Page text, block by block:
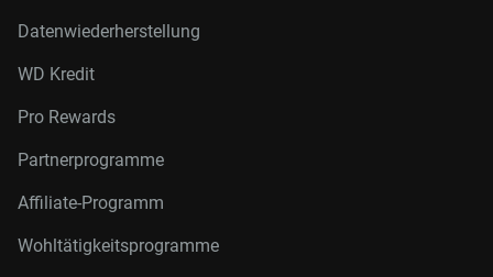
Datenwiederherstellung
WD Kredit
Pro Rewards
Partnerprogramme
Affiliate-Programm
Wohltätigkeitsprogramme